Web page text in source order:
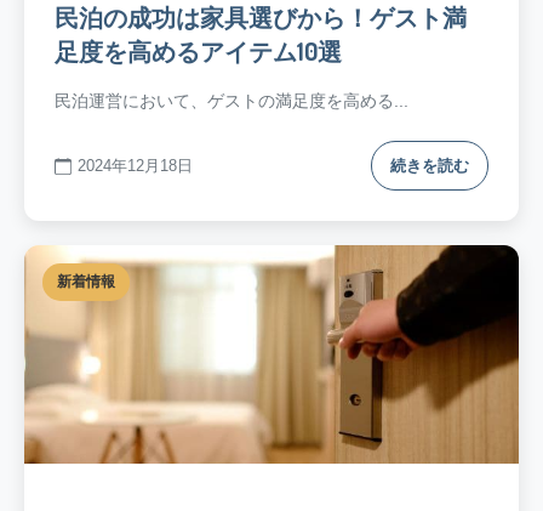
民泊の成功は家具選びから！ゲスト満
足度を高めるアイテム10選
民泊運営において、ゲストの満足度を高める...
2024年12月18日 続きを読む
新着情報